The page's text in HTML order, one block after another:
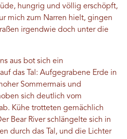
hungrig und völlig erschöpft,
mich zum Narren hielt, gingen
irgendwie doch unter die
aus bot sich ein
das Tal: Aufgegrabene Erde in
Sommermais und
sich deutlich vom
Kühe trotteten gemächlich
Bear River schlängelte sich in
durch das Tal, und die Lichter